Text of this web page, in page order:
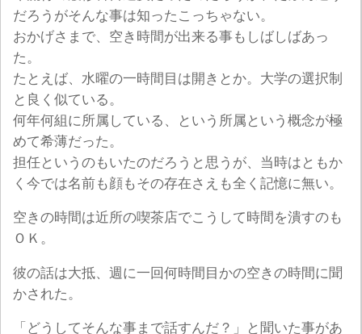
だろうがそんな事は知ったこっちゃない。
おかげさまで、空き時間が出来る事もしばしばあっ
た。
たとえば、水曜の一時間目は開きとか。大学の選択制
と良く似ている。
何年何組に所属している、という所属という概念が極
めて希薄だった。
担任というのもいたのだろうと思うが、当時はともか
く今では名前も顔もその存在さえも全く記憶に無い。
空きの時間は近所の喫茶店でこうして時間を潰すのも
ＯＫ。
彼の話は大抵、週に一回何時間目かの空きの時間に聞
かされた。
「どうしてそんな事まで話すんだ？」と聞いた事があ